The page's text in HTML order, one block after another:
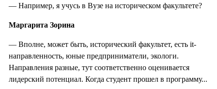
— Например, я учусь в Вузе на историческом факультете?
Маргарита Зорина
— Вполне, может быть, исторический факультет, есть it-
направленность, юные предприниматели, экологи.
Направления разные, тут соответственно оценивается
лидерский потенциал. Когда студент прошел в программу...